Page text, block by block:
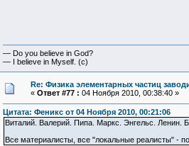
— Do you believe in God?
— I believe in Myself. (c)
Re: Физика элементарных частиц
« Ответ #77 : 04 Ноября 2010, 00:38:40 »
Цитата: Феникс от 04 Ноября 2010, 00:21:06
Виталий. Валерий. Пипа. Маркс. Энгельс. Ленин.
Все материалисты, все "локальные реалисты" -